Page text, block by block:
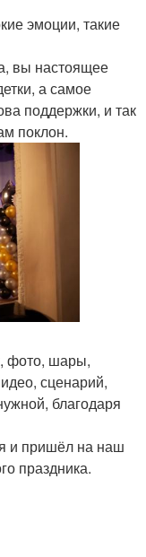
эмоции, такие
вы настоящее
а самое
поддержки, и так
поклон.
фото, шары,
сценарий,
благодаря
и пришёл на наш
праздника.